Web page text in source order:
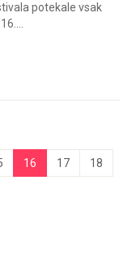
potekale vsak
16 17 18